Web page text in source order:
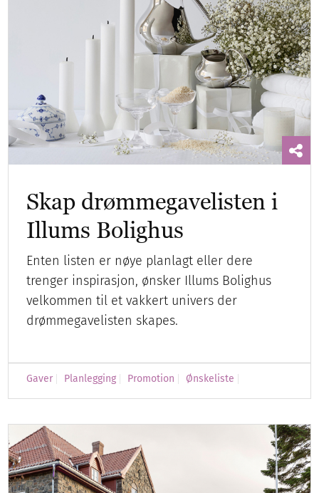
Skap drømmegavelisten i
Illums Bolighus
Enten listen er nøye planlagt eller dere
trenger inspirasjon, ønsker Illums Bolighus
velkommen til et vakkert univers der
drømmegavelisten skapes.
Gaver Planlegging Promotion Ønskeliste